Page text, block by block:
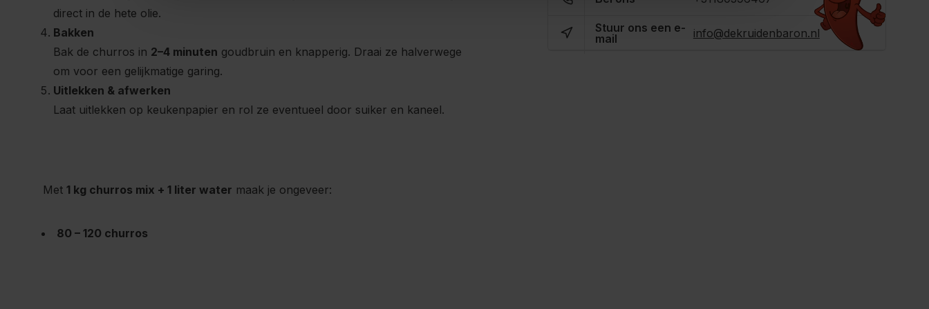
direct in de hete olie.
Bakken
Bak de churros in 2–4 minuten goudbruin en knapperig. Draai ze halverwege
om voor een gelijkmatige garing.
Uitlekken & afwerken
Laat uitlekken op keukenpapier en rol ze eventueel door suiker en kaneel.
Met 1 kg churros mix + 1 liter water maak je ongeveer:
80 – 120 churros
Stuur ons een e-
mail
info@dekruidenbaron.nl